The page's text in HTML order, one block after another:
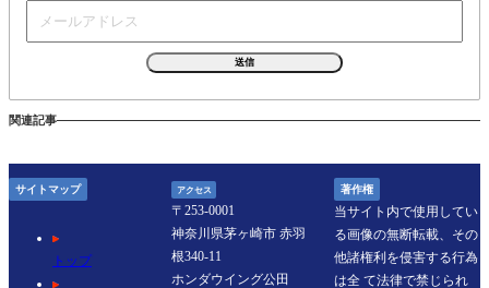
関連記事
サイトマップ
トップ
アクセス
〒253-0001
神奈川県茅ヶ崎市 ⾚⽻
根340-11
ホンダウイング公⽥
著作権
当サイト内で使⽤してい
る画像の無断転載、その
他諸権利を侵害する⾏為
は全 て法律で禁じられ